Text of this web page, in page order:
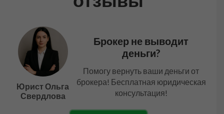
Юрист Ольга
Свердлова
Брокер не выводит
деньги?
Помогу вернуть ваши деньги от
брокера! Бесплатная юридическая
консультация!